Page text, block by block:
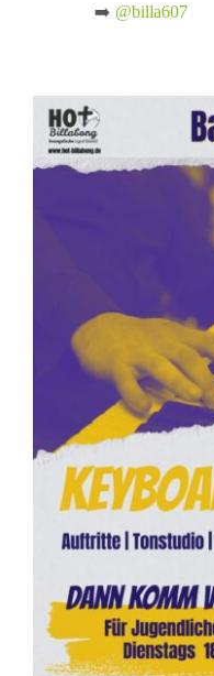
➡️ @billa607